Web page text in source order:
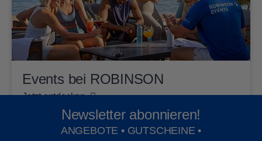
Events bei ROBINSON
Jetzt entdecken
Newsletter abonnieren!
ANGEBOTE • GUTSCHEINE •